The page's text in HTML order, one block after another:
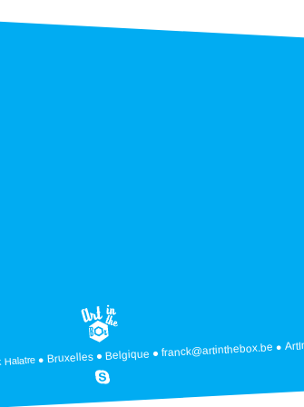
Halatre Bruxelles Belgique franck@artinthebox.be